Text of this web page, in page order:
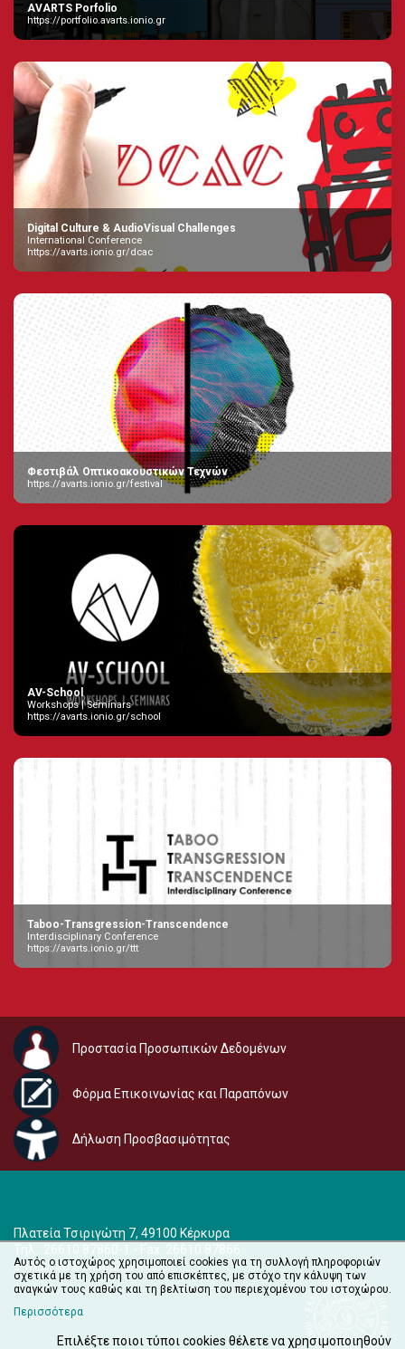
AVARTS Porfolio
https://portfolio.avarts.ionio.gr
Digital Culture & AudioVisual Challenges
International Conference
https://avarts.ionio.gr/dcac
Φεστιβάλ Οπτικοακουστικών Τεχνών
https://avarts.ionio.gr/festival
AV-School
Workshops | Seminars
https://avarts.ionio.gr/school
Taboo-Transgression-Transcendence
Interdisciplinary Conference
https://avarts.ionio.gr/ttt
Προστασία Προσωπικών Δεδομένων
Φόρμα Επικοινωνίας και Παραπόνων
Δήλωση Προσβασιμότητας
Πλατεία Τσιριγώτη 7, 49100 Κέρκυρα
Τηλ.: 26610 87860-1 - Fax: 26610 87866
e-mail:audiovisual@ionio.gr
Αυτός ο ιστοχώρος χρησιμοποιεί cookies για τη συλλογή πληροφοριών
σχετικά με τη χρήση του από επισκέπτες, με στόχο την κάλυψη των
αναγκών τους καθώς και τη βελτίωση του περιεχομένου του ιστοχώρου.
Περισσότερα
Επιλέξτε ποιοι τύποι cookies θέλετε να χρησιμοποιηθούν